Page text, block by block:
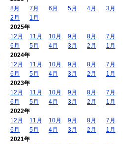
8月
7月 6月 5月 4月
3月
2月
1月
2025年
12月
11月 10月 9月 8月
7月
6月
5月 4月 3月 2月
1月
2024年
12月
11月 10月 9月 8月
7月
6月
5月 4月 3月 2月
1月
2023年
12月
11月 10月 9月 8月
7月
6月
5月 4月 3月 2月
1月
2022年
12月
11月 10月 9月 8月
7月
6月
5月 4月 3月 2月
1月
2021年